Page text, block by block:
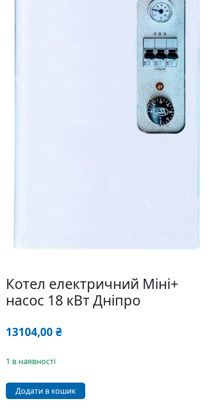
Котел електричний Міні+
насос 18 кВт Дніпро
13104,00₴
1 в наявності
Котел
електричний
Додати в кошик